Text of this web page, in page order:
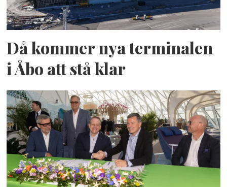
Då kommer nya terminalen
i Åbo att stå klar